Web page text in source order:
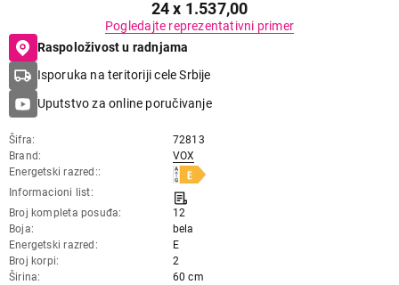
24 x 1.537,00
Pogledajte reprezentativni primer
Raspoloživost u radnjama
Isporuka na teritoriji cele Srbije
Uputstvo za online poručivanje
Šifra
72813
Brand
VOX
Energetski razred:
Informacioni list
Broj kompleta posuđa
12
Boja
bela
Energetski razred
E
Broj korpi
2
Širina
60 cm